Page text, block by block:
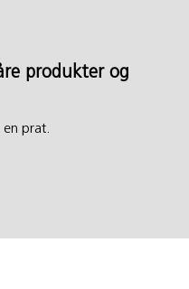
produkter og
prat.